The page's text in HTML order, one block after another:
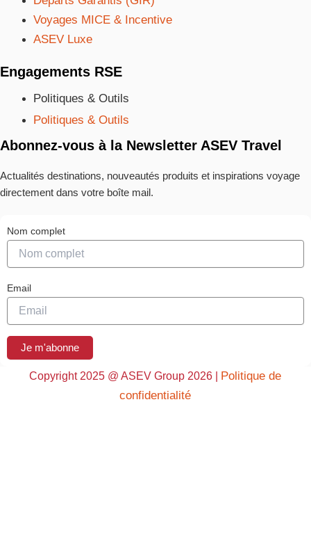
Voyages MICE & Incentive
ASEV Luxe
Engagements RSE
Politiques & Outils
Politiques & Outils
Abonnez-vous à la Newsletter ASEV Travel
Actualités destinations, nouveautés produits et inspirations voyage
directement dans votre boîte mail.
Nom complet
Email
Je m'abonne
Copyright 2025 @ ASEV Group 2026 | Politique de
confidentialité